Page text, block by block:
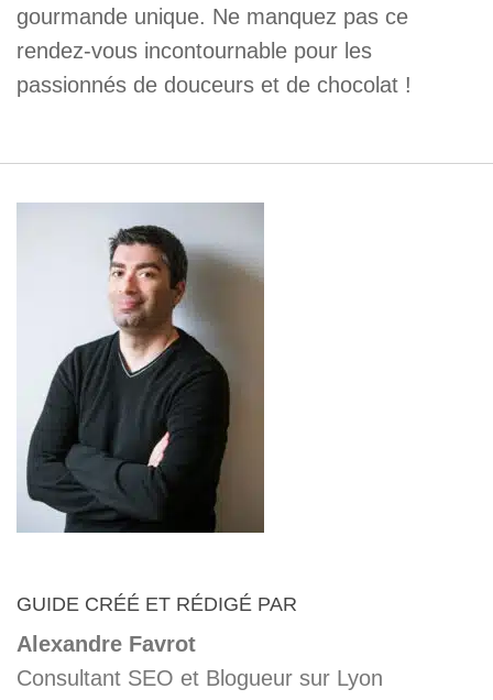
gourmande unique. Ne manquez pas ce
rendez-vous incontournable pour les
passionnés de douceurs et de chocolat !
GUIDE CRÉÉ ET RÉDIGÉ PAR
Alexandre Favrot
Consultant SEO et Blogueur sur Lyon